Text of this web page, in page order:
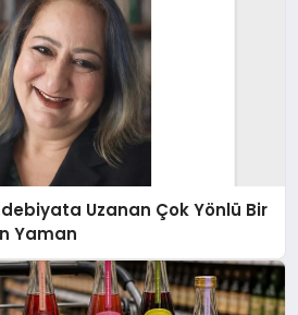
Uzanan Çok Yönlü Bir
Yaman